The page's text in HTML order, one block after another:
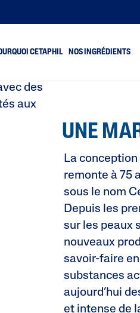
Peau mixte
Peau normale
Peau grasse
CETAPHIL NOS INGRÉDIENTS
des
aux
UNE
La
remonte à 75
sous le nom
Depuis les
sur les peaux
nouveaux
savoir-faire
substances
aujourd’hui
et intense de